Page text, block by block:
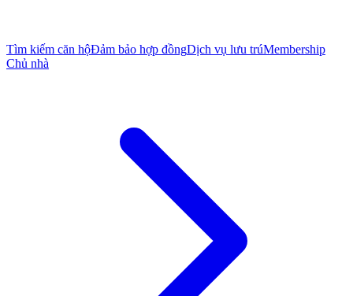
Tìm kiếm căn hộĐảm bảo hợp đồngDịch vụ lưu trúMembership
Chủ nhà